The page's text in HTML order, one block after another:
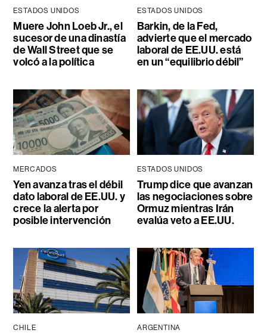
ESTADOS UNIDOS
Muere John Loeb Jr., el
sucesor de una dinastía
de Wall Street que se
volcó a la política
ESTADOS UNIDOS
Barkin, de la Fed,
advierte que el mercado
laboral de EE.UU. está
en un “equilibrio débil”
MERCADOS
Yen avanza tras el débil
dato laboral de EE.UU. y
crece la alerta por
posible intervención
ESTADOS UNIDOS
Trump dice que avanzan
las negociaciones sobre
Ormuz mientras Irán
evalúa veto a EE.UU.
CHILE ARGENTINA